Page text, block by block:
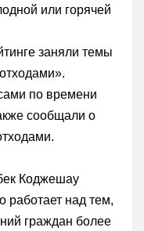
или горячей
заняли темы
по времени
сообщали о
Коджешау
работает над тем,
граждан более